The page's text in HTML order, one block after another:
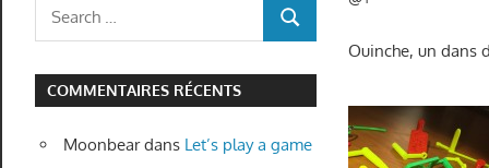
Ouinche, un dans
Search
SEARCH
COMMENTAIRES RÉCENTS
Moonbeardans Let’s play a game